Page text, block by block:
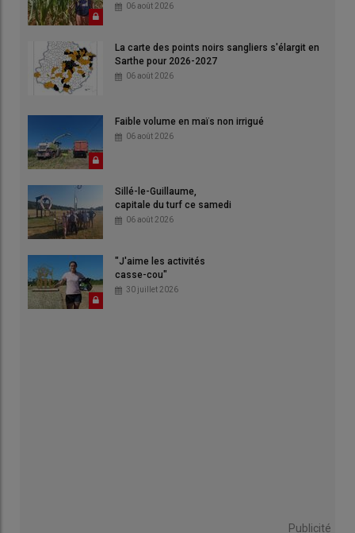
06 août 2026
La carte des points noirs sangliers s'élargit en
Sarthe pour 2026-2027
06 août 2026
Faible volume en maïs non irrigué
06 août 2026
Sillé-le-Guillaume,
capitale du turf ce samedi
06 août 2026
"J'aime les activités
casse-cou"
30 juillet 2026
Publicité